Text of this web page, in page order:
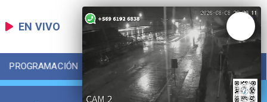
EN VIVO
PROGRAMACIÓN LOCAL DEPORTES